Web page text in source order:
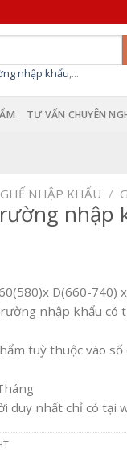
nhập khẩu,...
TƯ VẤN CHUYÊN
GHẾ NHẬP KHẨU /
nhập
D(660-740)
nhập khẩu có
tuỳ thuộc vào
duy nhất chỉ có tại